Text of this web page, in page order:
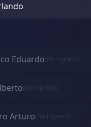
Eduardo(No ingresó)
(No ingresó)
Arturo(No ingresó)